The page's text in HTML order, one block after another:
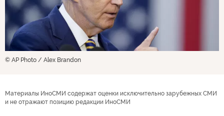
© AP Photo / Alex Brandon
Материалы ИноСМИ содержат оценки исключительно зарубежных СМИ
и не отражают позицию редакции ИноСМИ